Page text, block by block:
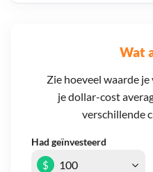
Wat
Zie hoeveel waarde
je dollar-cost
verschillende
Had geïnvesteerd
$